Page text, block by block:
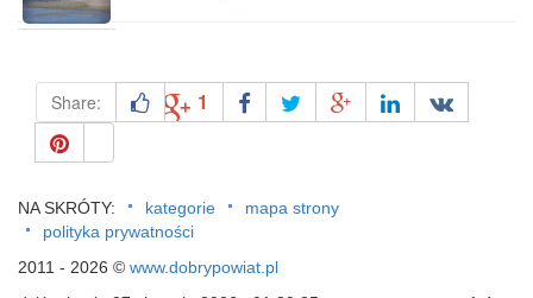
Share: 1
NA SKRÓTY: kategorie
mapa strony
polityka prywatności
2011 - 2026 © www.dobrypowiat.pl